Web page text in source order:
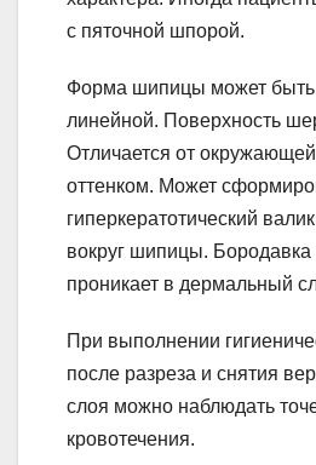
с пяточной шпорой.
Форма шипицы может быть
линейной. Поверхность
Отличается от
оттенком. Может
гиперкератотический
вокруг шипицы. Бородавка
проникает в дермальный
При выполнении
после разреза и снятия
слоя можно наблюдать
кровотечения.